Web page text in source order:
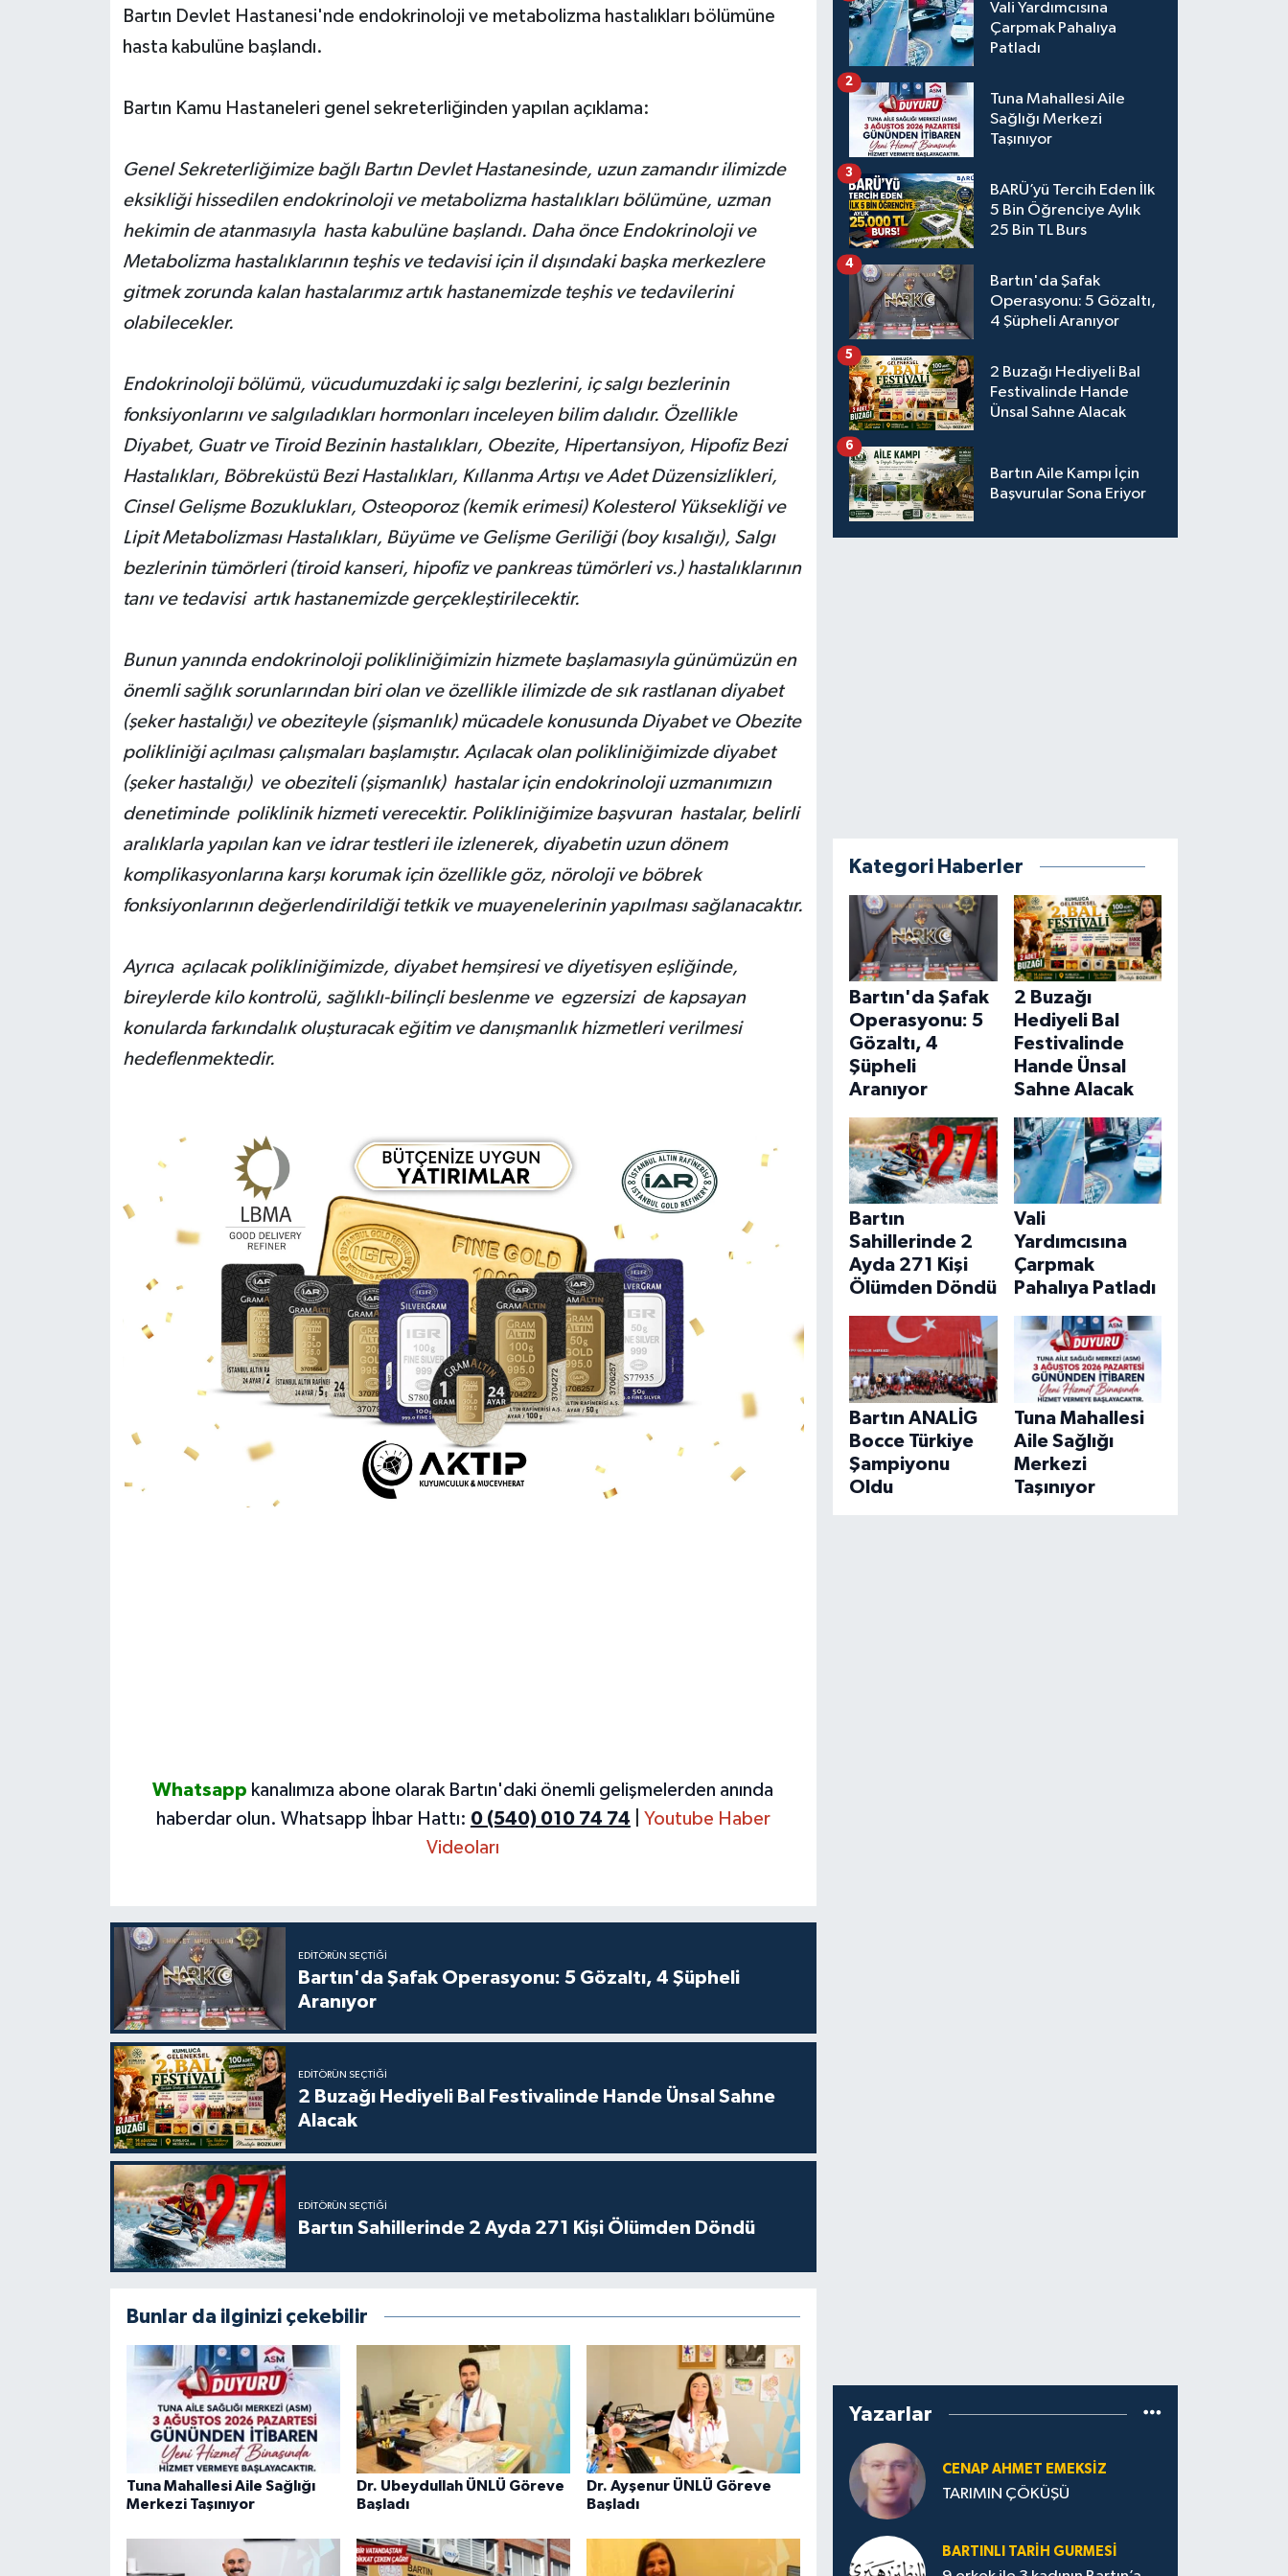
Bartın Devlet Hastanesi'nde endokrinoloji ve metabolizma hastalıkları bölümüne
hasta kabulüne başlandı.
Bartın Kamu Hastaneleri genel sekreterliğinden yapılan açıklama:
Genel Sekreterliğimize bağlı Bartın Devlet Hastanesinde, uzun zamandır ilimizde
eksikliği hissedilen endokrinoloji ve metabolizma hastalıkları bölümüne, uzman
hekimin de atanmasıyla hasta kabulüne başlandı. Daha önce Endokrinoloji ve
Metabolizma hastalıklarının teşhis ve tedavisi için il dışındaki başka merkezlere
gitmek zorunda kalan hastalarımız artık hastanemizde teşhis ve tedavilerini
olabilecekler.
Endokrinoloji bölümü, vücudumuzdaki iç salgı bezlerini, iç salgı bezlerinin
fonksiyonlarını ve salgıladıkları hormonları inceleyen bilim dalıdır. Özellikle
Diyabet, Guatr ve Tiroid Bezinin hastalıkları, Obezite, Hipertansiyon, Hipofiz Bezi
Hastalıkları, Böbreküstü Bezi Hastalıkları, Kıllanma Artışı ve Adet Düzensizlikleri,
Cinsel Gelişme Bozuklukları, Osteoporoz (kemik erimesi) Kolesterol Yüksekliği ve
Lipit Metabolizması Hastalıkları, Büyüme ve Gelişme Geriliği (boy kısalığı), Salgı
bezlerinin tümörleri (tiroid kanseri, hipofiz ve pankreas tümörleri vs.) hastalıklarının
tanı ve tedavisi artık hastanemizde gerçekleştirilecektir.
Bunun yanında endokrinoloji polikliniğimizin hizmete başlamasıyla günümüzün en
önemli sağlık sorunlarından biri olan ve özellikle ilimizde de sık rastlanan diyabet
(şeker hastalığı) ve obeziteyle (şişmanlık) mücadele konusunda Diyabet ve Obezite
polikliniği açılması çalışmaları başlamıştır. Açılacak olan polikliniğimizde diyabet
(şeker hastalığı) ve obeziteli (şişmanlık) hastalar için endokrinoloji uzmanımızın
denetiminde poliklinik hizmeti verecektir. Polikliniğimize başvuran hastalar, belirli
aralıklarla yapılan kan ve idrar testleri ile izlenerek, diyabetin uzun dönem
komplikasyonlarına karşı korumak için özellikle göz, nöroloji ve böbrek
fonksiyonlarının değerlendirildiği tetkik ve muayenelerinin yapılması sağlanacaktır.
Ayrıca açılacak polikliniğimizde, diyabet hemşiresi ve diyetisyen eşliğinde,
bireylerde kilo kontrolü, sağlıklı-bilinçli beslenme ve egzersizi de kapsayan
konularda farkındalık oluşturacak eğitim ve danışmanlık hizmetleri verilmesi
hedeflenmektedir.
Whatsapp kanalımıza abone olarak Bartın'daki önemli gelişmelerden anında
haberdar olun. Whatsapp İhbar Hattı: 0 (540) 010 74 74
Youtube Haber
Videoları
EDITÖRÜN SEÇTIĞI
Bartın'da Şafak Operasyonu: 5 Gözaltı, 4 Şüpheli
Aranıyor
EDITÖRÜN SEÇTIĞI
2 Buzağı Hediyeli Bal Festivalinde Hande Ünsal Sahne
Alacak
EDITÖRÜN SEÇTIĞI
Bartın Sahillerinde 2 Ayda 271 Kişi Ölümden Döndü
Bunlar da ilginizi çekebilir
Tuna Mahallesi Aile Sağlığı
Merkezi Taşınıyor
Dr. Ubeydullah ÜNLÜ Göreve
Başladı
Dr. Ayşenur ÜNLÜ Göreve
Başladı
Vali Yardımcısına
Çarpmak Pahalıya
Patladı
Tuna Mahallesi Aile
Sağlığı Merkezi
Taşınıyor
2
BARÜ’yü Tercih Eden İlk
5 Bin Öğrenciye Aylık
25 Bin TL Burs
3
Bartın'da Şafak
Operasyonu: 5 Gözaltı,
4 Şüpheli Aranıyor
4
2 Buzağı Hediyeli Bal
Festivalinde Hande
Ünsal Sahne Alacak
5
Bartın Aile Kampı İçin
Başvurular Sona Eriyor
6
Kategori Haberler
Bartın'da Şafak
Operasyonu: 5
Gözaltı, 4
Şüpheli
Aranıyor
2 Buzağı
Hediyeli Bal
Festivalinde
Hande Ünsal
Sahne Alacak
Bartın
Sahillerinde 2
Ayda 271 Kişi
Ölümden Döndü
Vali
Yardımcısına
Çarpmak
Pahalıya Patladı
Bartın ANALİG
Bocce Türkiye
Şampiyonu
Oldu
Tuna Mahallesi
Aile Sağlığı
Merkezi
Taşınıyor
Yazarlar
CENAP AHMET EMEKSİZ
TARIMIN ÇÖKÜŞÜ
BARTINLI TARIH GURMESI
Yerel Yönetimler